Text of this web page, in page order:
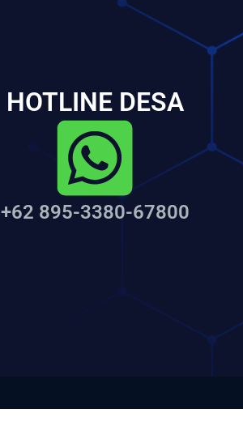
HOTLINE DESA
+62 895-3380-67800